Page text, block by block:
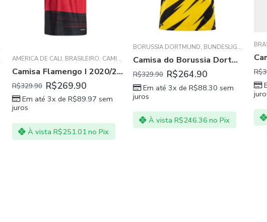
AMÉRICA DE CALI, BRASILEIRO, CAMISA MASCULINA , CSKA MOSCOW, FLAMENGO
Camisa Flamengo I 2020/21 Masculina – Preto e Vermelho
R$329.90 R$269.90
Em até 3x de R$89.97 sem
juros
À vista R$251.01 no Pix
BORUSSIA DORTMUND, BUNDESLIGA
Camisa do Borussia Dortmund I 20/21
R$329.90 R$264.90
Em até 3x de R$88.30 sem
juros
À vista R$246.36 no Pix
R$